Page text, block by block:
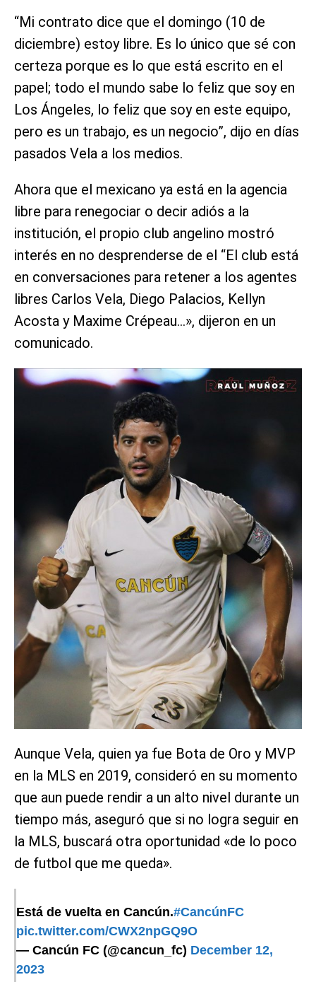
“Mi contrato dice que el domingo (10 de
diciembre) estoy libre. Es lo único que sé con
certeza porque es lo que está escrito en el
papel; todo el mundo sabe lo feliz que soy en
Los Ángeles, lo feliz que soy en este equipo,
pero es un trabajo, es un negocio”, dijo en días
pasados Vela a los medios.
Ahora que el mexicano ya está en la agencia
libre para renegociar o decir adiós a la
institución, el propio club angelino mostró
interés en no desprenderse de el “El club está
en conversaciones para retener a los agentes
libres Carlos Vela, Diego Palacios, Kellyn
Acosta y Maxime Crépeau…», dijeron en un
comunicado.
Aunque Vela, quien ya fue Bota de Oro y MVP
en la MLS en 2019, consideró en su momento
que aun puede rendir a un alto nivel durante un
tiempo más, aseguró que si no logra seguir en
la MLS, buscará otra oportunidad «de lo poco
de futbol que me queda».
Está de vuelta en Cancún.#CancúnFC
pic.twitter.com/CWX2npGQ9O
— Cancún FC (@cancun_fc) December 12,
2023